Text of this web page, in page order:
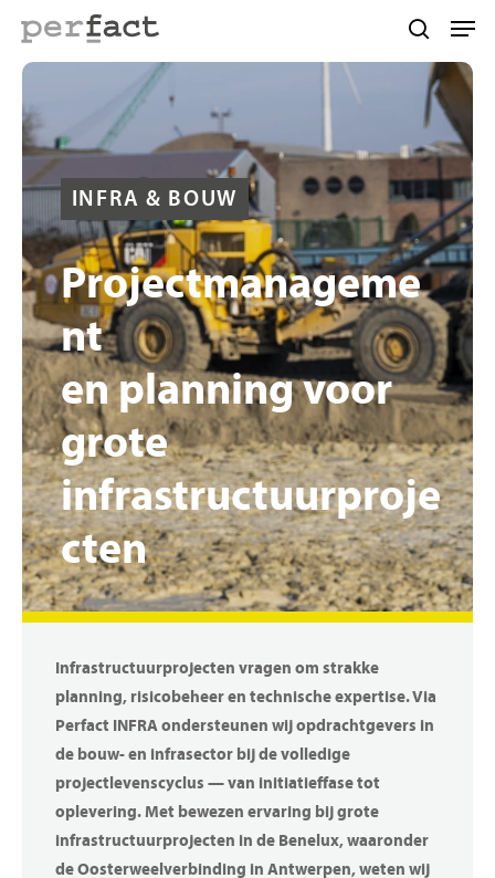
main
INFRA & BOUW
Projectmanageme
nt
en planning voor
grote
infrastructuurproje
cten
Infrastructuurprojecten vragen om strakke
planning, risicobeheer en technische expertise. Via
Perfact INFRA ondersteunen wij opdrachtgevers in
de bouw- en infrasector bij de volledige
projectlevenscyclus — van initiatieffase tot
oplevering. Met bewezen ervaring bij grote
infrastructuurprojecten in de Benelux, waaronder
de Oosterweelverbinding in Antwerpen, weten wij